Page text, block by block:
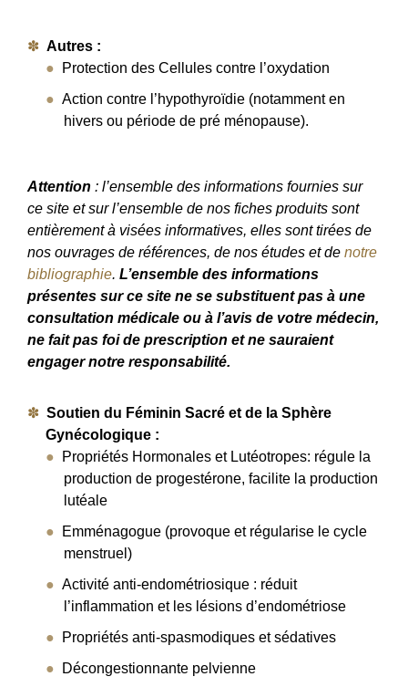
Autres :
Protection des Cellules contre l’oxydation
Action contre l’hypothyroïdie (notamment en
hivers ou période de pré ménopause).
Attention : l’ensemble des informations fournies sur
ce site et sur l’ensemble de nos fiches produits sont
entièrement à visées informatives, elles sont tirées de
nos ouvrages de références, de nos études et de notre
bibliographie. L’ensemble des informations
présentes sur ce site ne se substituent pas à une
consultation médicale ou à l’avis de votre médecin,
ne fait pas foi de prescription et ne sauraient
engager notre responsabilité.
Soutien du Féminin Sacré et de la Sphère
Gynécologique :
Propriétés Hormonales et Lutéotropes: régule la
production de progestérone, facilite la production
lutéale
Emménagogue (provoque et régularise le cycle
menstruel)
Activité anti-endométriosique : réduit
l’inflammation et les lésions d’endométriose
Propriétés anti-spasmodiques et sédatives
Décongestionnante pelvienne